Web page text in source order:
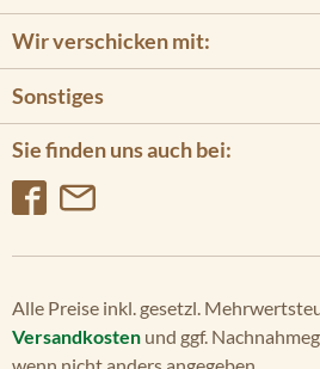
Sie finden uns auch bei:
Wir verschicken mit:
Sonstiges
Alle Preise inkl. gesetzl.
Versandkosten und ggf.